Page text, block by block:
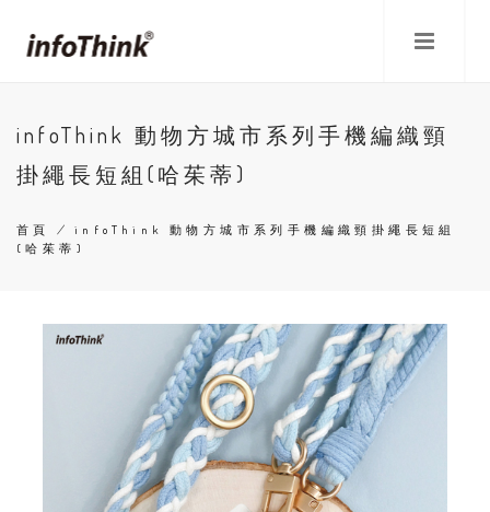
infoThink 動物方城市系列手機編織頸
掛繩長短組(哈茱蒂)
導
首頁 /infoThink 動物方城市系列手機編織頸掛繩長短組
(哈茱蒂)